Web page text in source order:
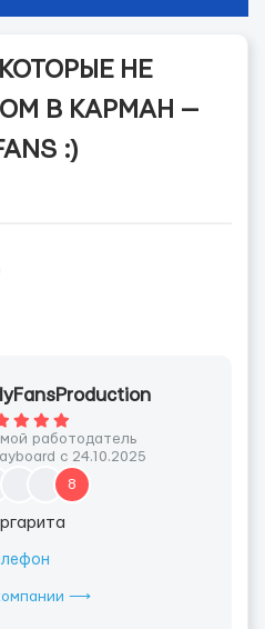
НЕ
В КАРМАН —
:)
работодатель
с 24.10.2025
8
⟶